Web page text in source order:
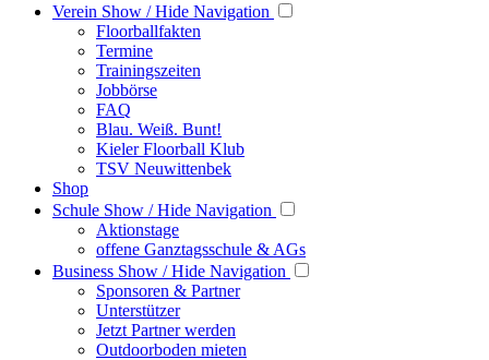
Verein Show / Hide Navigation
Floorballfakten
Termine
Trainingszeiten
Jobbörse
FAQ
Blau. Weiß. Bunt!
Kieler Floorball Klub
TSV Neuwittenbek
Shop
Schule Show / Hide Navigation
Aktionstage
offene Ganztagsschule & AGs
Business Show / Hide Navigation
Sponsoren & Partner
Unterstützer
Jetzt Partner werden
Outdoorboden mieten